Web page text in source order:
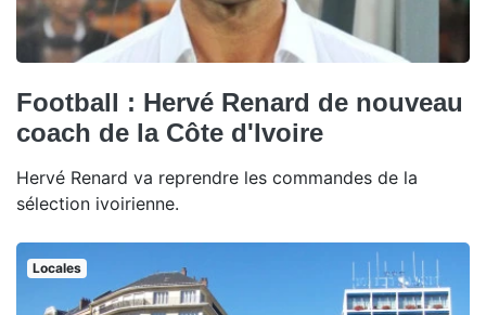
Football : Hervé Renard de nouveau
coach de la Côte d'Ivoire
Hervé Renard va reprendre les commandes de la
sélection ivoirienne.
Locales